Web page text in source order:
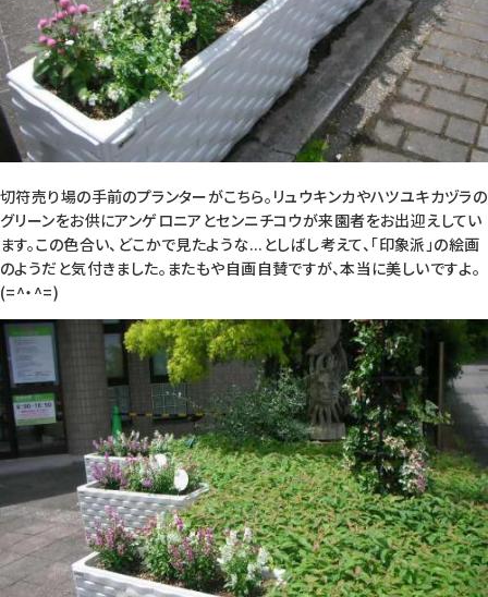
切符売り場の手前のプランターがこちら。リュウキンカやハツユキカヅラの
グリーンをお供にアンゲロニアとセンニチコウが来園者をお出迎えしてい
ます。この色合い、どこかで見たような...としばし考えて、「印象派」の絵画
のようだと気付きました。またもや自画自賛ですが、本当に美しいですよ。
(=^・^=)